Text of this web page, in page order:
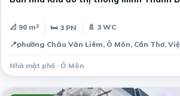
📐 90 m² 🛏 3 PN
🚿 3 WC
📍phường Châu Văn Liêm, Ô Môn, Cần Thơ,
Nhà mặt phố · Ô Môn